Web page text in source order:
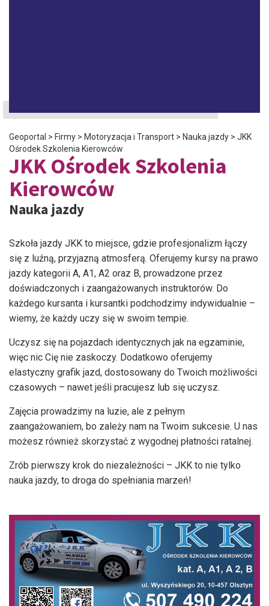
Geoportal > Firmy > Motoryzacja i Transport > Nauka jazdy > JKK
Ośrodek Szkolenia Kierowców
JKK Ośrodek Szkolenia
Kierowców
Nauka jazdy
Szkoła jazdy JKK to miejsce, gdzie profesjonalizm łączy
się z luźną, przyjazną atmosferą. Oferujemy kursy na prawo
jazdy kategorii A, A1, A2 oraz B, prowadzone przez
doświadczonych i zaangażowanych instruktorów. Do
każdego kursanta i kursantki podchodzimy indywidualnie –
wiemy, że każdy uczy się w swoim tempie.
Uczysz się na pojazdach identycznych jak na egzaminie,
więc nic Cię nie zaskoczy. Dodatkowo oferujemy
elastyczny grafik jazd, dostosowany do Twoich możliwości
czasowych – nawet jeśli pracujesz lub się uczysz.
Zajęcia prowadzimy na luzie, ale z pełnym
zaangażowaniem, bo zależy nam na Twoim sukcesie. U nas
możesz również skorzystać z wygodnej płatności ratalnej.
Zrób pierwszy krok do niezależności – JKK to nie tylko
nauka jazdy, to droga do spełniania marzeń!